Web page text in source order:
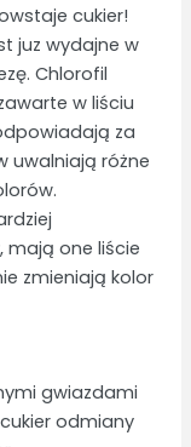
cukier!
juz wydajne w
Chlorofil
w liściu
za
uwalniają różne
mają one liście
zmieniają kolor
gwiazdami
odmiany